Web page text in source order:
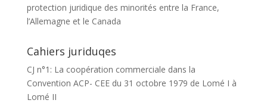
protection juridique des minorités entre la France,
l’Allemagne et le Canada
Cahiers juriduqes
CJ n°1: La coopération commerciale dans la
Convention ACP- CEE du 31 octobre 1979 de Lomé I à
Lomé II